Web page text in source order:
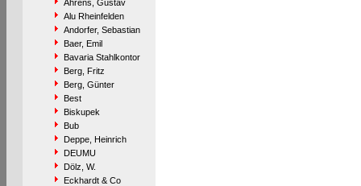
Ahrens, Gustav
Alu Rheinfelden
Andorfer, Sebastian
Baer, Emil
Bavaria Stahlkontor
Berg, Fritz
Berg, Günter
Best
Biskupek
Bub
Deppe, Heinrich
DEUMU
Dölz, W.
Eckhardt & Co